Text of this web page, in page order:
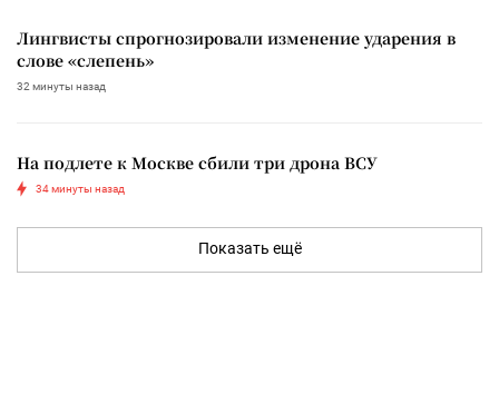
Лингвисты спрогнозировали изменение ударения в
слове «слепень»
32 минуты назад
На подлете к Москве сбили три дрона ВСУ
34 минуты назад
Показать ещё